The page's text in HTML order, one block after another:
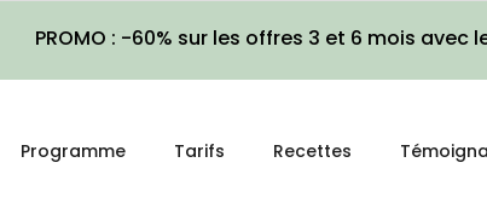
PROMO : -60% sur les offres 3 et 6 mois avec
Programme Tarifs Recettes